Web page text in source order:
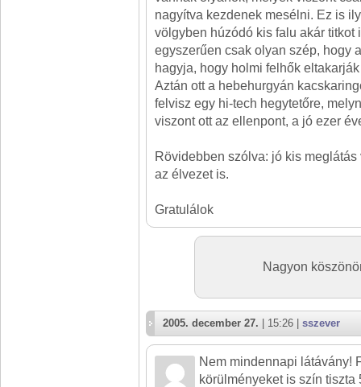
nagyítva kezdenek mesélni. Ez is
völgyben húzódó kis falu akár titkot
egyszerűen csak olyan szép, hogy
hagyja, hogy holmi felhők
Aztán ott a hebehurgyán
felvisz egy hi-tech hegytetőre,
viszont ott az ellenpont, a jó ezer
Rövidebben szólva: jó kis
az élvezet is.
Gratulálok
Nagyon
2005. december 27. | 15:26 | sszever
Nem mindennapi látávány!
körülményeket is szín tiszta